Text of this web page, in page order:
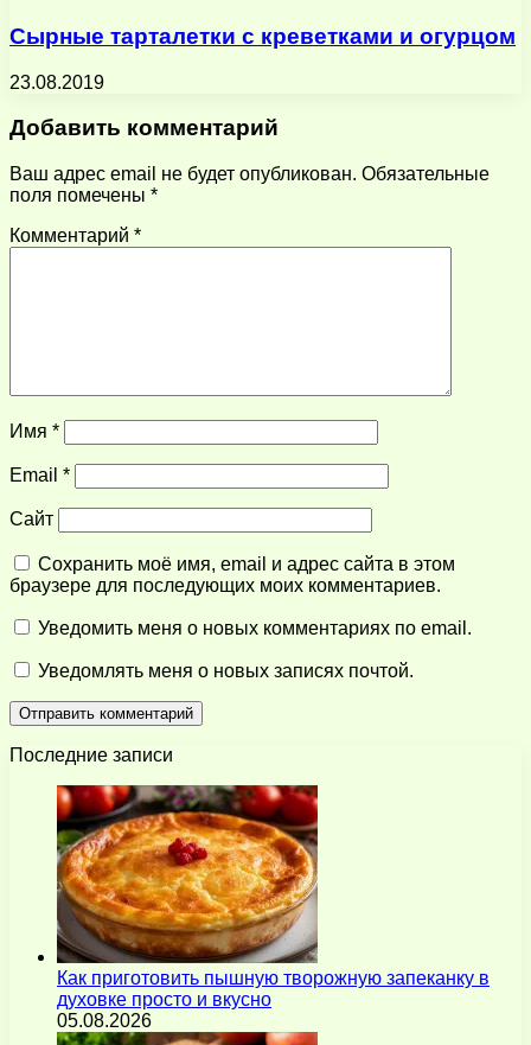
Сырные тарталетки с креветками и огурцом
23.08.2019
Добавить комментарий
Ваш адрес email не будет опубликован. Обязательные
поля помечены *
Комментарий *
Имя *
Email *
Сайт
Сохранить моё имя, email и адрес сайта в этом
браузере для последующих моих комментариев.
Уведомить меня о новых комментариях по email.
Уведомлять меня о новых записях почтой.
Последние записи
Как приготовить пышную творожную запеканку в
духовке просто и вкусно
05.08.2026